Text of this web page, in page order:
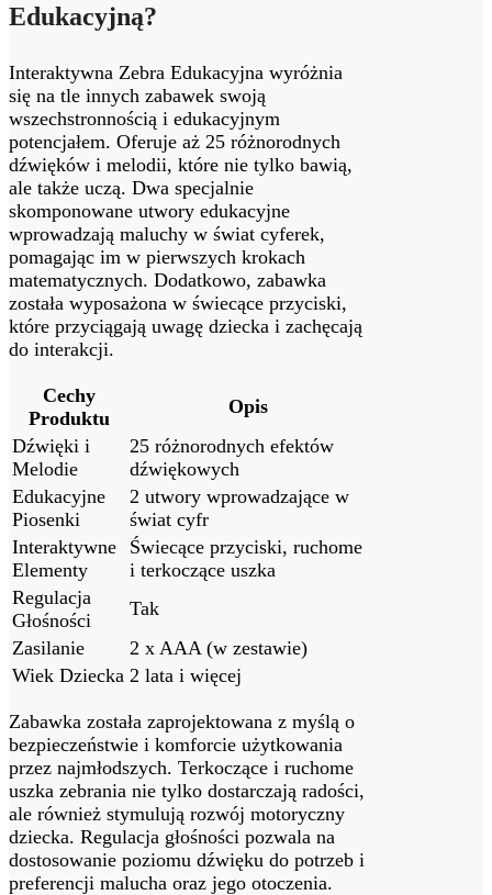
Edukacyjną?
Interaktywna Zebra Edukacyjna wyróżnia
się na tle innych zabawek swoją
wszechstronnością i edukacyjnym
potencjałem. Oferuje aż 25 różnorodnych
dźwięków i melodii, które nie tylko bawią,
ale także uczą. Dwa specjalnie
skomponowane utwory edukacyjne
wprowadzają maluchy w świat cyferek,
pomagając im w pierwszych krokach
matematycznych. Dodatkowo, zabawka
została wyposażona w świecące przyciski,
które przyciągają uwagę dziecka i zachęcają
do interakcji.
Cechy
Produktu
Opis
Dźwięki i
Melodie
25 różnorodnych efektów
dźwiękowych
Edukacyjne
Piosenki
2 utwory wprowadzające w
świat cyfr
Interaktywne
Elementy
Świecące przyciski, ruchome
i terkoczące uszka
Regulacja
Głośności
Tak
Zasilanie
2 x AAA (w zestawie)
Wiek Dziecka 2 lata i więcej
Zabawka została zaprojektowana z myślą o
bezpieczeństwie i komforcie użytkowania
przez najmłodszych. Terkoczące i ruchome
uszka zebrania nie tylko dostarczają radości,
ale również stymulują rozwój motoryczny
dziecka. Regulacja głośności pozwala na
dostosowanie poziomu dźwięku do potrzeb i
preferencji malucha oraz jego otoczenia.